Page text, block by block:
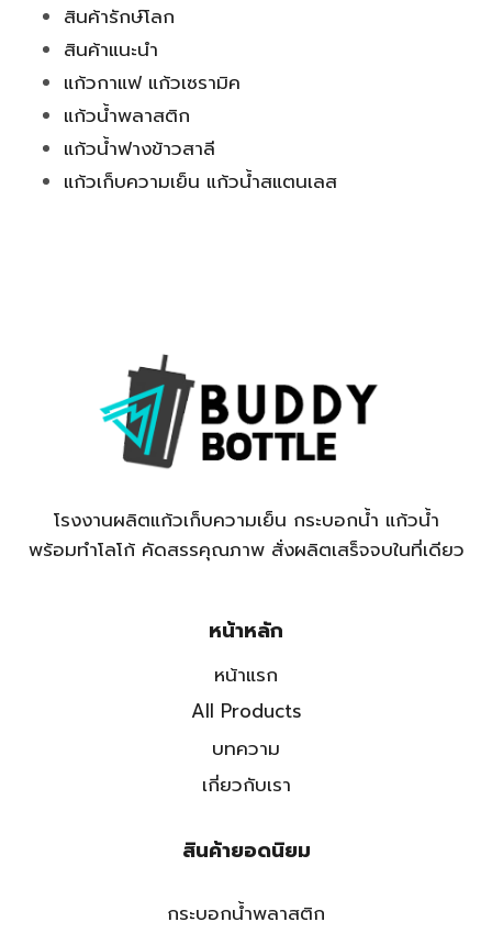
สินค้ารักษ์โลก
สินค้าแนะนำ
แก้วกาแฟ แก้วเซรามิค
แก้วน้ำพลาสติก
แก้วน้ำฟางข้าวสาลี
แก้วเก็บความเย็น แก้วน้ำสแตนเลส
โรงงานผลิตแก้วเก็บความเย็น กระบอกน้ำ แก้วน้ำ
พร้อมทำโลโก้ คัดสรรคุณภาพ สั่งผลิตเสร็จจบในที่เดียว
หน้าหลัก
หน้าแรก
All Products
บทความ
เกี่ยวกับเรา
สินค้ายอดนิยม
กระบอกน้ำพลาสติก